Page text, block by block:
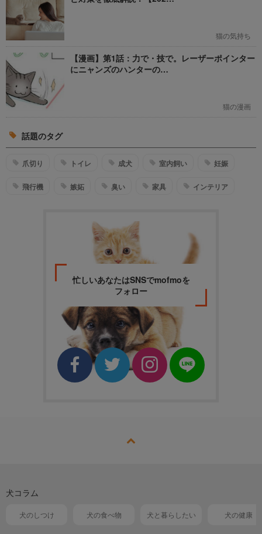
猫の気持ち
【漫画】第1話：力で・技で。レーザーポインター
にニャンズのハンターの…
猫の漫画
話題のタグ
爪切り トイレ 成犬 室内飼い 妊娠
飛行機 嫉妬 臭い 家具 インテリア
忙しいあなたはSNSでmofmoを
フォロー
犬コラム
犬のしつけ 犬の食べ物 犬と暮らしたい 犬の健康